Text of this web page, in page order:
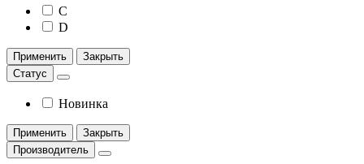
С
D
Применить
Закрыть
Статус
Новинка
Применить
Закрыть
Производитель